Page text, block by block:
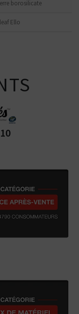
borosilicate
Ello